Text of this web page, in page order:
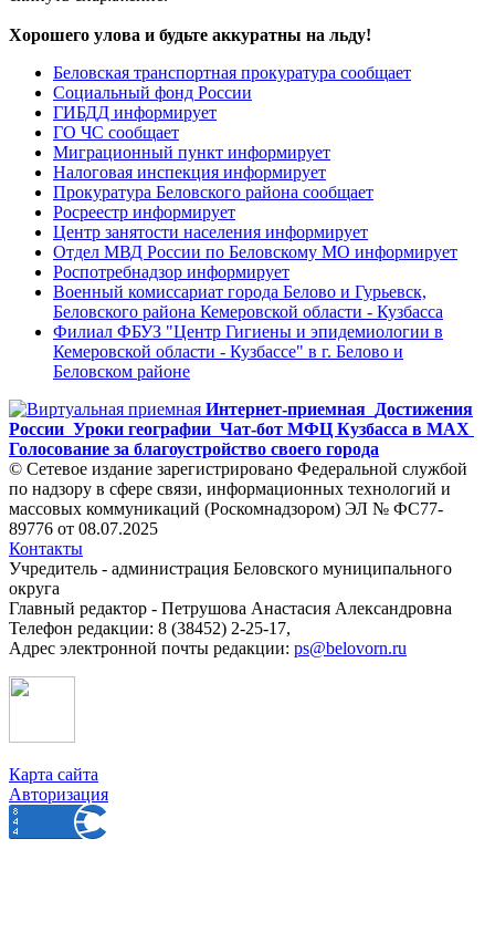
Хорошего улова и будьте аккуратны на льду!
Беловская транспортная прокуратура сообщает
Социальный фонд России
ГИБДД информирует
ГО ЧС сообщает
Миграционный пункт информирует
Налоговая инспекция информирует
Прокуратура Беловского района сообщает
Росреестр информирует
Центр занятости населения информирует
Отдел МВД России по Беловскому МО информирует
Роспотребнадзор информирует
Военный комиссариат города Белово и Гурьевск,
Беловского района Кемеровской области - Кузбасса
Филиал ФБУЗ "Центр Гигиены и эпидемиологии в
Кемеровской области - Кузбассе" в г. Белово и
Беловском районе
Интернет-приемная Достижения
России Уроки географии Чат-бот МФЦ Кузбасса в MAX
Голосование за благоустройство своего города
© Сетевое издание зарегистрировано Федеральной службой
по надзору в сфере связи, информационных технологий и
массовых коммуникаций (Роскомнадзором) ЭЛ № ФС77-
89776 от 08.07.2025
Контакты
Учредитель - администрация Беловского муниципального
округа
Главный редактор - Петрушова Анастасия Александровна
Телефон редакции: 8 (38452) 2-25-17,
Адрес электронной почты редакции: ps@belovorn.ru
Карта сайта
Авторизация